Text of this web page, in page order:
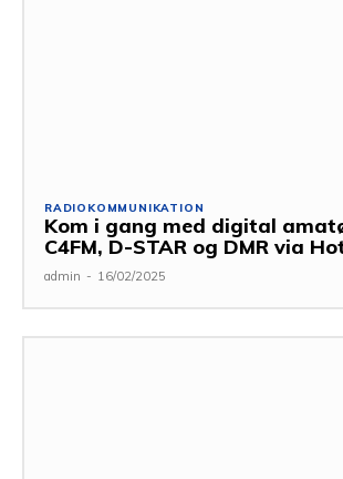
RADIOKOMMUNIKATION
Kom i gang med digital
C4FM, D-STAR og DMR via
admin - 16/02/2025